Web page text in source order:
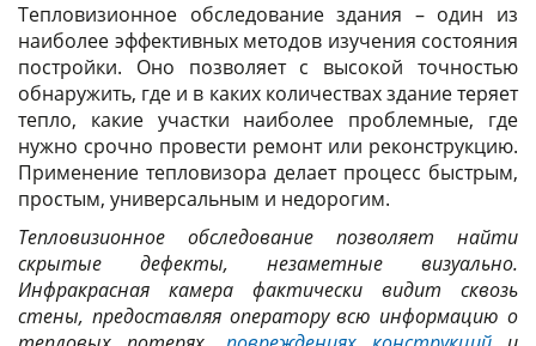
Тепловизионное обследование здания – один из
наиболее эффективных методов изучения состояния
постройки. Оно позволяет с высокой точностью
обнаружить, где и в каких количествах здание теряет
тепло, какие участки наиболее проблемные, где
нужно срочно провести ремонт или реконструкцию.
Применение тепловизора делает процесс быстрым,
простым, универсальным и недорогим.
Тепловизионное обследование позволяет найти
скрытые дефекты, незаметные визуально.
Инфракрасная камера фактически видит сквозь
стены, предоставляя оператору всю информацию о